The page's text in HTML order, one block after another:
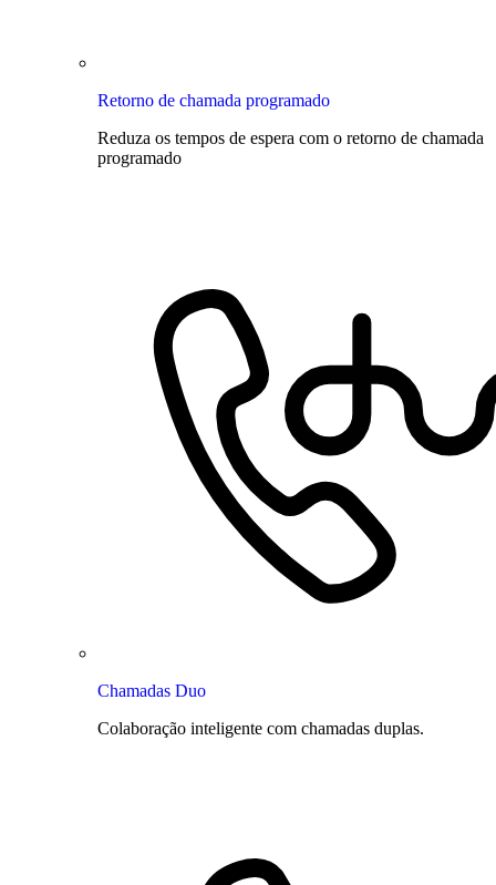
Retorno de chamada programado
Reduza os tempos de espera com o retorno de chamada
programado
Chamadas Duo
Colaboração inteligente com chamadas duplas.